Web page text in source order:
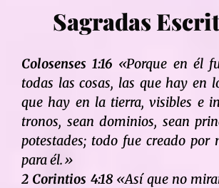
Sagradas
Colosenses 1:16 «Porque en él
todas las cosas, las que hay en
que hay en la tierra, visibles e
tronos, sean dominios, sean
potestades; todo fue creado por
para él.»
2 Corintios 4:18«Así que no